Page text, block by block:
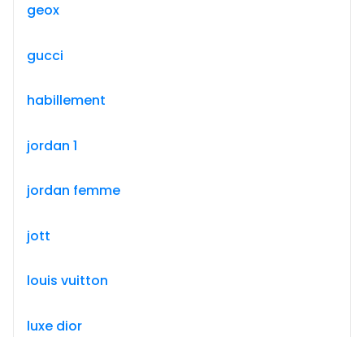
geox
gucci
habillement
jordan 1
jordan femme
jott
louis vuitton
luxe dior